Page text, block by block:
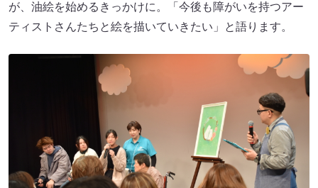
が、油絵を始めるきっかけに。「今後も障がいを持つアー
ティストさんたちと絵を描いていきたい」と語ります。